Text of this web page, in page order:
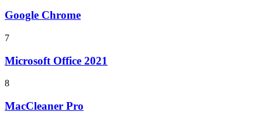
Google Chrome
7
Microsoft Office 2021
8
MacCleaner Pro